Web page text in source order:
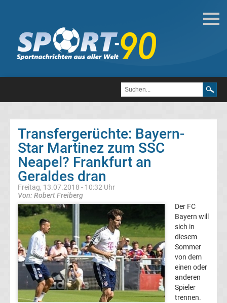
Fußball
Bundesliga
3.
Liga
DFB-
Pokal
Champions
League
Europa
Transfergerüchte: Bayern-
Star Martinez zum SSC
Neapel? Frankfurt an
Geraldes dran
Freitag, 13.07.2018 - 10:32 Uhr
Von: Robert Freiberg
Der FC
Bayern will
sich in
diesem
Sommer
von dem
einen oder
anderen
Spieler
trennen.